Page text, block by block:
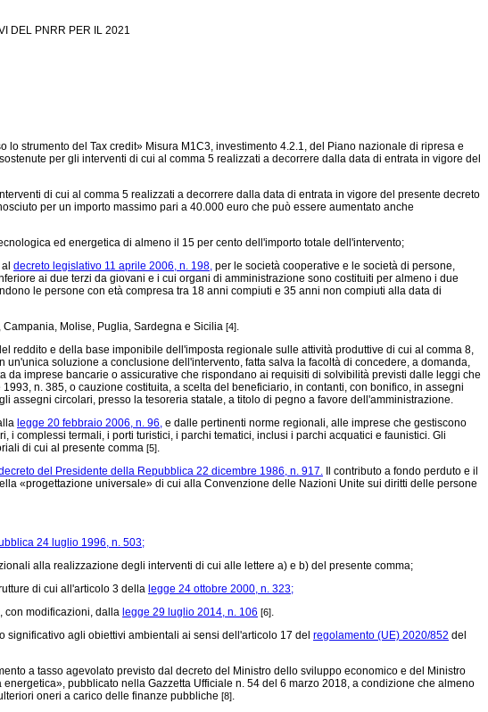
DEL PNRR PER IL 2021
strumento del Tax credit» Misura M1C3, investimento 4.2.1, del Piano nazionale di ripresa e
per gli interventi di cui al comma 5 realizzati a decorrere dalla data di entrata in vigore del
di cui al comma 5 realizzati a decorrere dalla data di entrata in vigore del presente decreto
per un importo massimo pari a 40.000 euro che può essere aumentato anche
ed energetica di almeno il 15 per cento dell'importo totale dell'intervento;
decreto legislativo 11 aprile 2006, n. 198, per le società cooperative e le società di persone,
ai due terzi da giovani e i cui organi di amministrazione sono costituiti per almeno i due
le persone con età compresa tra 18 anni compiuti e 35 anni non compiuti alla data di
Molise, Puglia, Sardegna e Sicilia [4].
e della base imponibile dell'imposta regionale sulle attività produttive di cui al comma 8,
soluzione a conclusione dell'intervento, fatta salva la facoltà di concedere, a domanda,
imprese bancarie o assicurative che rispondano ai requisiti di solvibilità previsti dalle leggi che
n. 385, o cauzione costituita, a scelta del beneficiario, in contanti, con bonifico, in assegni
circolari, presso la tesoreria statale, a titolo di pegno a favore dell'amministrazione.
legge 20 febbraio 2006, n. 96, e dalle pertinenti norme regionali, alle imprese che gestiscono
complessi termali, i porti turistici, i parchi tematici, inclusi i parchi acquatici e faunistici. Gli
di cui al presente comma [5].
del Presidente della Repubblica 22 dicembre 1986, n. 917. Il contributo a fondo perduto e il
«progettazione universale» di cui alla Convenzione delle Nazioni Unite sui diritti delle persone
24 luglio 1996, n. 503;
alla realizzazione degli interventi di cui alle lettere a) e b) del presente comma;
di cui all'articolo 3 della legge 24 ottobre 2000, n. 323;
con modificazioni, dalla legge 29 luglio 2014, n. 106 [6].
agli obiettivi ambientali ai sensi dell'articolo 17 del regolamento (UE) 2020/852 del
a tasso agevolato previsto dal decreto del Ministro dello sviluppo economico e del Ministro
pubblicato nella Gazzetta Ufficiale n. 54 del 6 marzo 2018, a condizione che almeno
oneri a carico delle finanze pubbliche [8].